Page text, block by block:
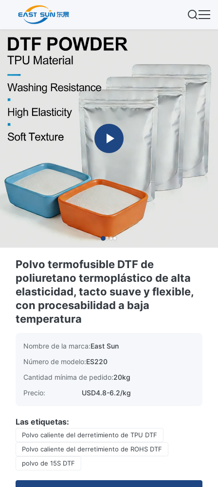
Polvo termofusible DTF de
poliuretano termoplástico de alta
elasticidad, tacto suave y flexible,
con procesabilidad a baja
temperatura
Nombre de la marca:East Sun
Número de modelo:ES220
Cantidad mínima de pedido:20kg
Precio:
USD4.8-6.2/kg
Las etiquetas:
Polvo caliente del derretimiento de TPU DTF
Polvo caliente del derretimiento de ROHS DTF
polvo de 15S DTF